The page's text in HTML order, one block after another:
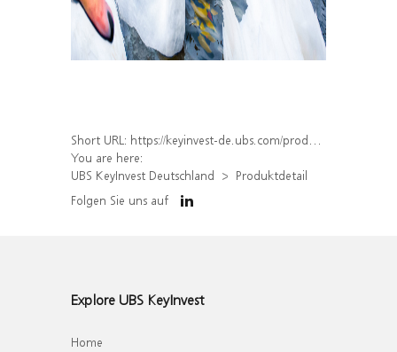
Short URL: https://keyinvest-de.ubs.com/produkt/detail/index/isin/DE000WA41WW1
You are here:
UBS KeyInvest Deutschland
Produktdetail
Folgen Sie uns auf
Explore UBS KeyInvest
Home